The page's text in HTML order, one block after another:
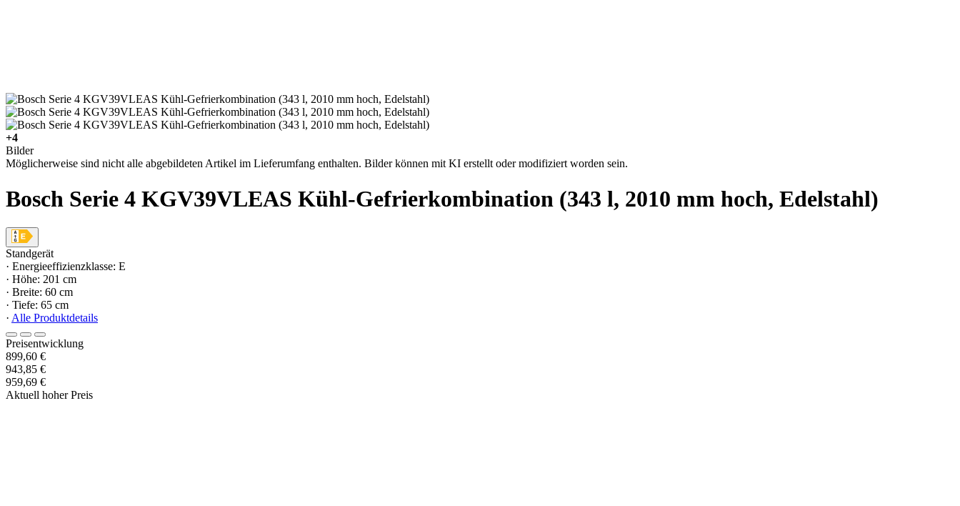
+4
Bilder
Möglicherweise sind nicht alle abgebildeten Artikel im Lieferumfang enthalten. Bilder können mit KI erstellt oder modifiziert worden sein.
Bosch Serie 4 KGV39VLEAS Kühl-Gefrierkombination (343 l, 2010 mm hoch, Edelstahl)
Standgerät
· Energieeffizienzklasse: E
· Höhe: 201 cm
· Breite: 60 cm
· Tiefe: 65 cm
· Alle Produktdetails
Preisentwicklung
899,60 €
943,85 €
959,69 €
Aktuell hoher Preis